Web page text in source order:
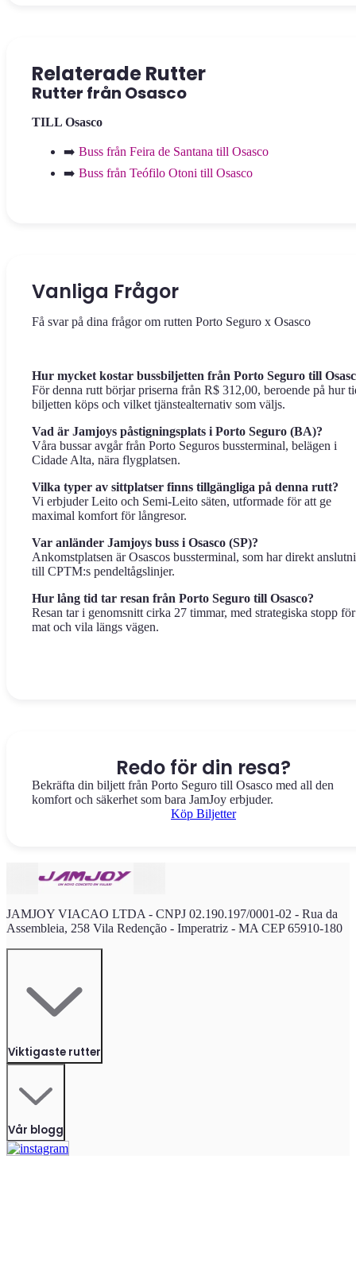
Relaterade Rutter
Rutter från Osasco
TILL Osasco
➡️ Buss från Feira de Santana till Osasco
➡️ Buss från Teófilo Otoni till Osasco
Vanliga Frågor
Få svar på dina frågor om rutten Porto Seguro x Osasco
Hur mycket kostar bussbiljetten från Porto Seguro till
För denna rutt börjar priserna från R$ 312,00, beroende på hur
biljetten köps och vilket tjänstealternativ som väljs.
Vad är Jamjoys påstigningsplats i Porto Seguro (BA)?
Våra bussar avgår från Porto Seguros bussterminal, belägen i
Cidade Alta, nära flygplatsen.
Vilka typer av sittplatser finns tillgängliga på denna rutt?
Vi erbjuder Leito och Semi-Leito säten, utformade för att ge
maximal komfort för långresor.
Var anländer Jamjoys buss i Osasco (SP)?
Ankomstplatsen är Osascos bussterminal, som har direkt
till CPTM:s pendeltågslinjer.
Hur lång tid tar resan från Porto Seguro till Osasco?
Resan tar i genomsnitt cirka 27 timmar, med strategiska stopp för
mat och vila längs vägen.
Redo för din resa?
Bekräfta din biljett från Porto Seguro till Osasco med all den
komfort och säkerhet som bara JamJoy erbjuder.
Köp Biljetter
JAMJOY VIACAO LTDA - CNPJ 02.190.197/0001-02 - Rua da
Assembleia, 258 Vila Redenção - Imperatriz - MA CEP 65910-180
Viktigaste rutter
Vår blogg